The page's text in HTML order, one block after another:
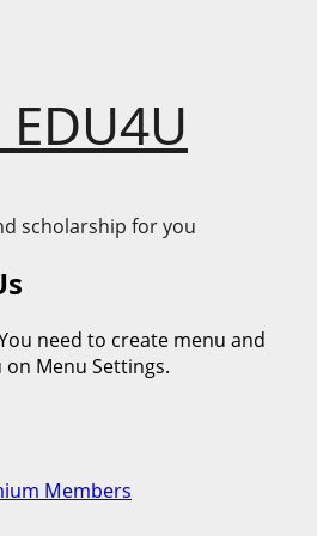
scholarship for you
need to create menu and
Menu Settings.
Members